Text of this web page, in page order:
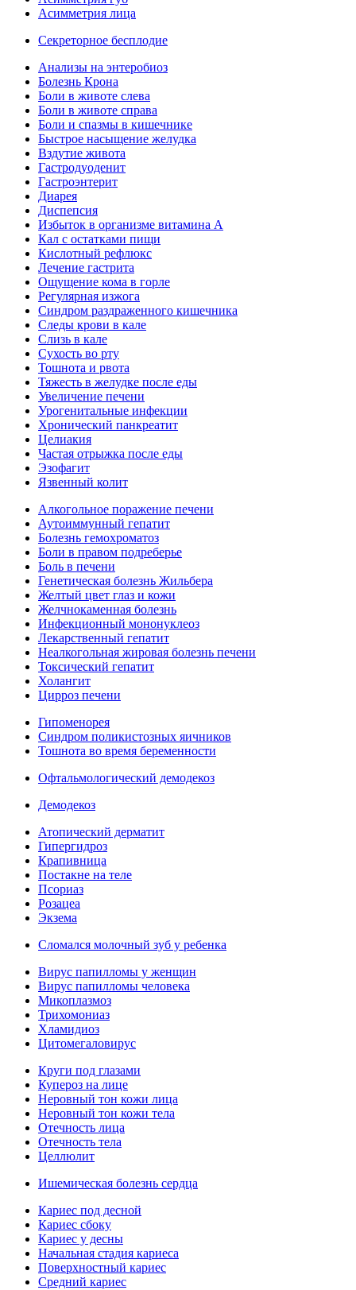
Асимметрия лица
Секреторное бесплодие
Анализы на энтеробиоз
Болезнь Крона
Боли в животе слева
Боли в животе справа
Боли и спазмы в кишечнике
Быстрое насыщение желудка
Вздутие живота
Гастродуоденит
Гастроэнтерит
Диарея
Диспепсия
Избыток в организме витамина А
Кал с остатками пищи
Кислотный рефлюкс
Лечение гастрита
Ощущение кома в горле
Регулярная изжога
Синдром раздраженного кишечника
Следы крови в кале
Слизь в кале
Сухость во рту
Тошнота и рвота
Тяжесть в желудке после еды
Увеличение печени
Урогенитальные инфекции
Хронический панкреатит
Целиакия
Частая отрыжка после еды
Эзофагит
Язвенный колит
Алкогольное поражение печени
Аутоиммунный гепатит
Болезнь гемохроматоз
Боли в правом подреберье
Боль в печени
Генетическая болезнь Жильбера
Желтый цвет глаз и кожи
Желчнокаменная болезнь
Инфекционный мононуклеоз
Лекарственный гепатит
Неалкогольная жировая болезнь печени
Токсический гепатит
Холангит
Цирроз печени
Гипоменорея
Синдром поликистозных яичников
Тошнота во время беременности
Офтальмологический демодекоз
Демодекоз
Атопический дерматит
Гипергидроз
Крапивница
Постакне на теле
Псориаз
Розацеа
Экзема
Сломался молочный зуб у ребенка
Вирус папилломы у женщин
Вирус папилломы человека
Микоплазмоз
Трихомониаз
Хламидиоз
Цитомегаловирус
Круги под глазами
Купероз на лице
Неровный тон кожи лица
Неровный тон кожи тела
Отечность лица
Отечность тела
Целлюлит
Ишемическая болезнь сердца
Кариес под десной
Кариес сбоку
Кариес у десны
Начальная стадия кариеса
Поверхностный кариес
Средний кариес